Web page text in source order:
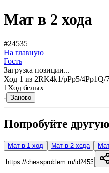
Мат в 2 хода
#24535
На главную
Гость
Загрузка позиции...
Ход 1 из 2RK4k1/pPp5/4Pp1Q/
1 Ход белых
- Заново
Попробуйте
Мат в 1 ход Мат в 2 хода